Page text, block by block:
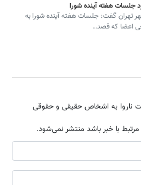
جلسات هفته آینده شورا
تهران گفت: جلسات هفته آینده شورا به
اعضا که قصد…
ناروا به اشخاص حقیقی و حقوقی
مرتبط با خبر باشد منتشر نمی‌شود.